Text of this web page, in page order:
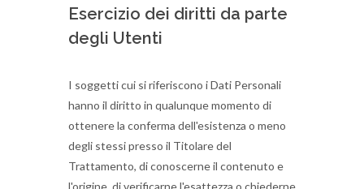
Esercizio dei diritti da parte
degli Utenti
I soggetti cui si riferiscono i Dati Personali
hanno il diritto in qualunque momento di
ottenere la conferma dell'esistenza o meno
degli stessi presso il Titolare del
Trattamento, di conoscerne il contenuto e
l'origine, di verificarne l'esattezza o chiederne